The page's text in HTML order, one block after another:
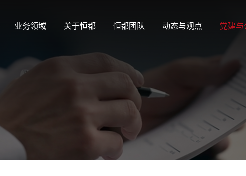
业务领域 关于恒都 恒都团队 动态与观点 党建与